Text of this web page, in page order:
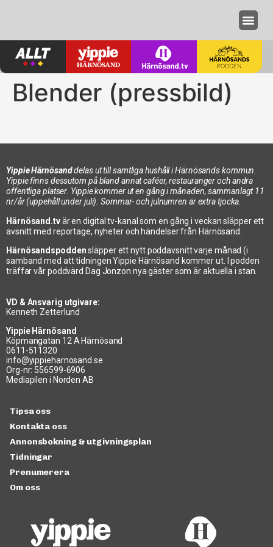
Blender (pressbild)
Yippie Härnösanddelas ut till samtliga hushåll i Härnösands kommun.
Yippie finns dessutom på bland annat caféer, restauranger och andra
offentliga platser. Yippie kommer ut en gång i månaden, sammanlagt 11
nr/år (uppehåll under juli). Sommar- och julnumren är extra tjocka.
Härnösand.tvär en digital tv-kanal som en gång i veckan släpper ett
avsnitt med reportage, nyheter och händelser från Härnösand.
Härnösandspoddensläpper ett nytt poddavsnitt varje månad (i
samband med att tidningen Yippie Härnösand kommer ut. I podden
träffar vår poddvärd Dag Jonzon nya gäster som är aktuella i stan.
VD & Ansvarig utgivare:
Kenneth Zetterlund
Yippie Härnösand
Köpmangatan 12 A Härnösand
0611-511320
info@yippieharnosand.se
Org-nr: 556599-6906
Mediapilen i Norden AB
Tipsa oss
Kontakta oss
Annonsbokning & utgivningsplan
Tidningar
Prenumerera
Om oss